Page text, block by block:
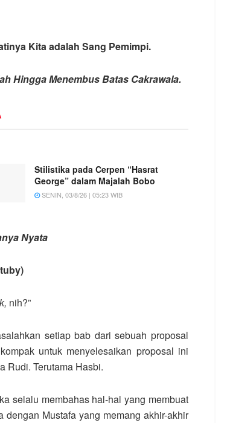
Kita adalah Sang Pemimpi.
Hingga Menembus Batas Cakrawala.
Stilistika pada Cerpen “Hasrat
George” dalam Majalah Bobo
SENIN, 03/8/26 | 05:23 WIB
Nyata
nih?”
setiap bab dari sebuah proposal
untuk menyelesaikan proposal ini
Rudi. Terutama Hasbi.
selalu membahas hal-hal yang membuat
Mustafa yang memang akhir-akhir